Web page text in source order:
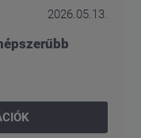
2026.05.13.